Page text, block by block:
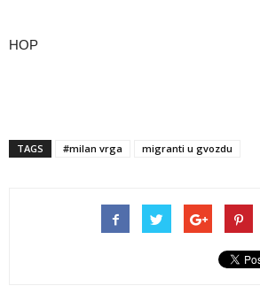
HOP
TAGS #milan vrga migranti u gvozdu